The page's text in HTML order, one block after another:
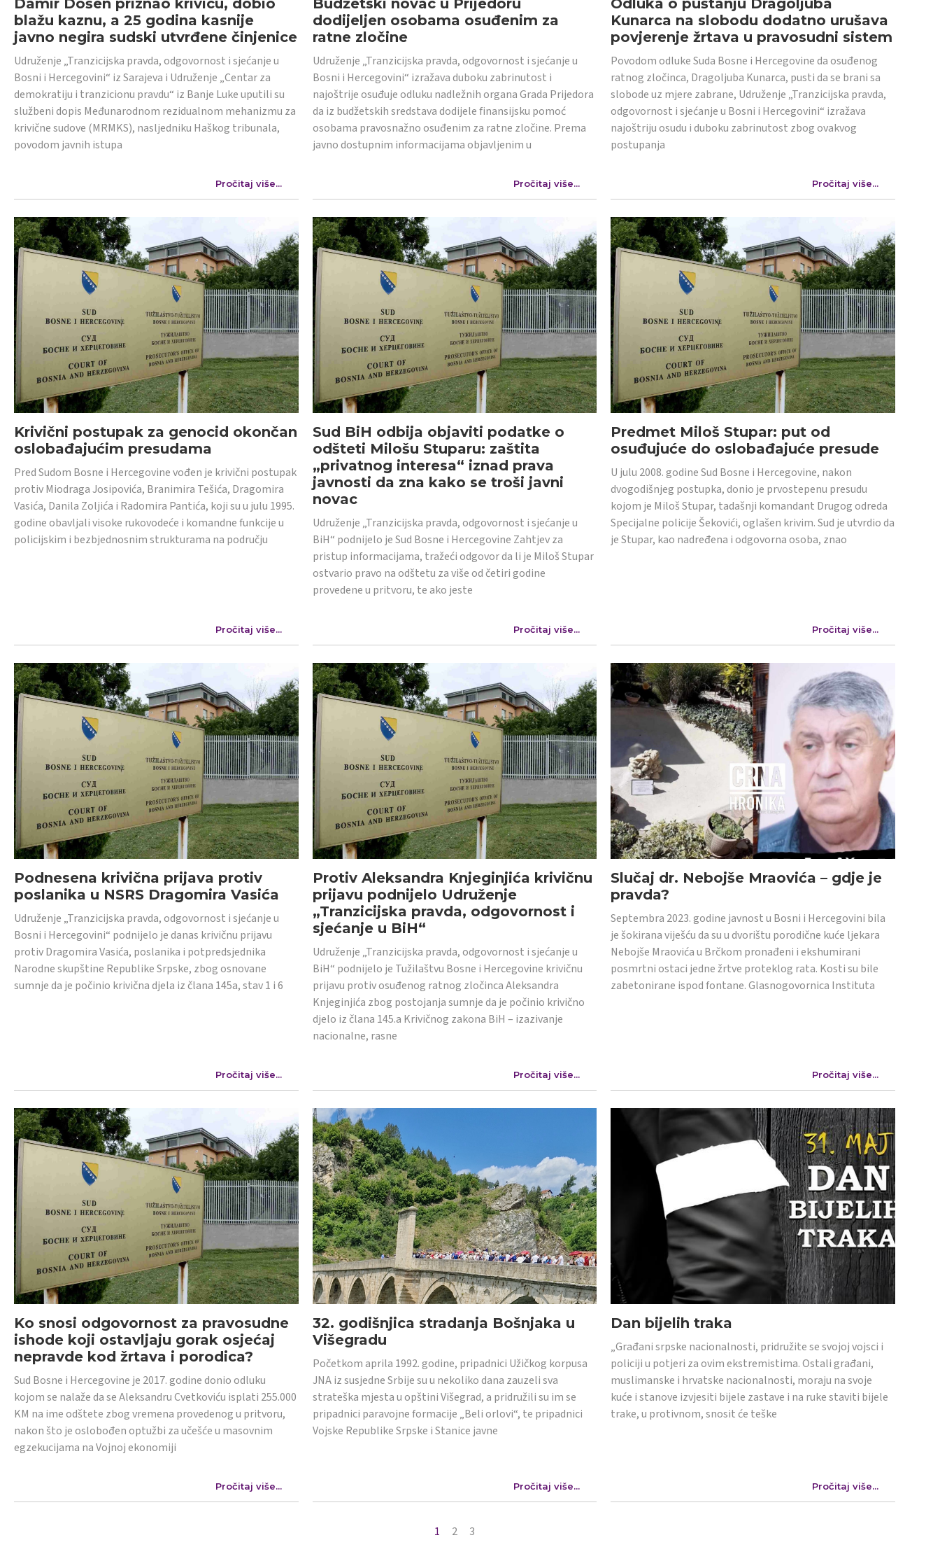
blažu kaznu, a 25 godina kasnije
javno negira sudski utvrđene činjenice
Udruženje „Tranzicijska pravda, odgovornost i sjećanje u
Bosni i Hercegovini“ iz Sarajeva i Udruženje „Centar za
demokratiju i tranzicionu pravdu“ iz Banje Luke uputili su
službeni dopis Međunarodnom rezidualnom mehanizmu za
krivične sudove (MRMKS), nasljedniku Haškog tribunala,
povodom javnih istupa
Pročitaj više...
dodijeljen osobama osuđenim za
ratne zločine
Udruženje „Tranzicijska pravda, odgovornost i sjećanje u
Bosni i Hercegovini“ izražava duboku zabrinutost i
najoštrije osuđuje odluku nadležnih organa Grada Prijedora
da iz budžetskih sredstava dodijele finansijsku pomoć
osobama pravosnažno osuđenim za ratne zločine. Prema
javno dostupnim informacijama objavljenim u
Pročitaj više...
Kunarca na slobodu dodatno urušava
povjerenje žrtava u pravosudni sistem
Povodom odluke Suda Bosne i Hercegovine da osuđenog
ratnog zločinca, Dragoljuba Kunarca, pusti da se brani sa
slobode uz mjere zabrane, Udruženje „Tranzicijska pravda,
odgovornost i sjećanje u Bosni i Hercegovini“ izražava
najoštriju osudu i duboku zabrinutost zbog ovakvog
postupanja
Pročitaj više...
Krivični postupak za genocid okončan
oslobađajućim presudama
Pred Sudom Bosne i Hercegovine vođen je krivični postupak
protiv Miodraga Josipovića, Branimira Tešića, Dragomira
Vasića, Danila Zoljića i Radomira Pantića, koji su u julu 1995.
godine obavljali visoke rukovodeće i komandne funkcije u
policijskim i bezbjednosnim strukturama na području
Pročitaj više...
Sud BiH odbija objaviti podatke o
odšteti Milošu Stuparu: zaštita
„privatnog interesa“ iznad prava
javnosti da zna kako se troši javni
novac
Udruženje „Tranzicijska pravda, odgovornost i sjećanje u
BiH“ podnijelo je Sud Bosne i Hercegovine Zahtjev za
pristup informacijama, tražeći odgovor da li je Miloš Stupar
ostvario pravo na odštetu za više od četiri godine
provedene u pritvoru, te ako jeste
Pročitaj više...
Predmet Miloš Stupar: put od
osuđujuće do oslobađajuće presude
U julu 2008. godine Sud Bosne i Hercegovine, nakon
dvogodišnjeg postupka, donio je prvostepenu presudu
kojom je Miloš Stupar, tadašnji komandant Drugog odreda
Specijalne policije Šekovići, oglašen krivim. Sud je utvrdio da
je Stupar, kao nadređena i odgovorna osoba, znao
Pročitaj više...
Podnesena krivična prijava protiv
poslanika u NSRS Dragomira Vasića
Udruženje „Tranzicijska pravda, odgovornost i sjećanje u
Bosni i Hercegovini“ podnijelo je danas krivičnu prijavu
protiv Dragomira Vasića, poslanika i potpredsjednika
Narodne skupštine Republike Srpske, zbog osnovane
sumnje da je počinio krivična djela iz člana 145a, stav 1 i 6
Pročitaj više...
Protiv Aleksandra Knjeginjića krivičnu
prijavu podnijelo Udruženje
„Tranzicijska pravda, odgovornost i
sjećanje u BiH“
Udruženje „Tranzicijska pravda, odgovornost i sjećanje u
BiH“ podnijelo je Tužilaštvu Bosne i Hercegovine krivičnu
prijavu protiv osuđenog ratnog zločinca Aleksandra
Knjeginjića zbog postojanja sumnje da je počinio krivično
djelo iz člana 145.a Krivičnog zakona BiH – izazivanje
nacionalne, rasne
Pročitaj više...
Slučaj dr. Nebojše Mraovića – gdje je
pravda?
Septembra 2023. godine javnost u Bosni i Hercegovini bila
je šokirana viješću da su u dvorištu porodične kuće ljekara
Nebojše Mraovića u Brčkom pronađeni i ekshumirani
posmrtni ostaci jedne žrtve proteklog rata. Kosti su bile
zabetonirane ispod fontane. Glasnogovornica Instituta
Pročitaj više...
Ko snosi odgovornost za pravosudne
ishode koji ostavljaju gorak osjećaj
nepravde kod žrtava i porodica?
Sud Bosne i Hercegovine je 2017. godine donio odluku
kojom se nalaže da se Aleksandru Cvetkoviću isplati 255.000
KM na ime odštete zbog vremena provedenog u pritvoru,
nakon što je oslobođen optužbi za učešće u masovnim
egzekucijama na Vojnoj ekonomiji
Pročitaj više...
32. godišnjica stradanja Bošnjaka u
Višegradu
Početkom aprila 1992. godine, pripadnici Užičkog korpusa
JNA iz susjedne Srbije su u nekoliko dana zauzeli sva
strateška mjesta u opštini Višegrad, a pridružili su im se
pripadnici paravojne formacije „Beli orlovi“, te pripadnici
Vojske Republike Srpske i Stanice javne
Pročitaj više...
Dan bijelih traka
„Građani srpske nacionalnosti, pridružite se svojoj vojsci i
policiji u potjeri za ovim ekstremistima. Ostali građani,
muslimanske i hrvatske nacionalnosti, moraju na svoje
kuće i stanove izvjesiti bijele zastave i na ruke staviti bijele
trake, u protivnom, snosit će teške
Pročitaj više...
1 2 3